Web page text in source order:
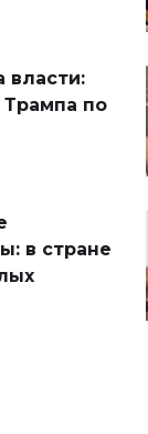
власти:
Трампа по
в стране